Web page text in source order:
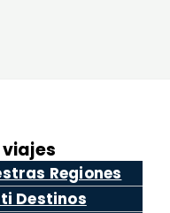
Regiones
Destinos